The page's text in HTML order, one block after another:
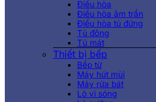
Điều hòa
Điều hòa âm trần
Điều hòa tủ đứng
Tủ đông
Tủ mát
Thiết bị bếp
Bếp từ
Máy hút mùi
Máy rửa bát
Lò vi sóng